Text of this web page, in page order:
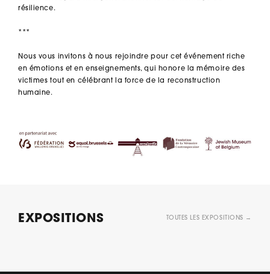
résilience.
***
Nous vous invitons à nous rejoindre pour cet événement riche
en émotions et en enseignements, qui honore la mémoire des
victimes tout en célébrant la force de la reconstruction
humaine.
EXPOSITIONS TOUTES LES EXPOSITIONS →